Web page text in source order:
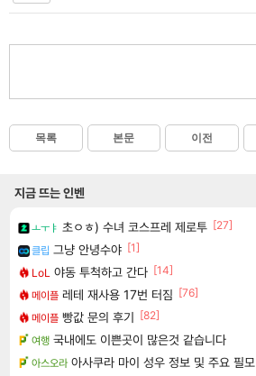
목록 본문 이전
지금 뜨는 인벤
ㅗㅜㅑ 초ㅇㅎ) 수녀 코스프레 제로투 [27]
클립 그냥 안녕수야 [1]
LoL 야동 투척하고 간다 [14]
메이플 레테 재사용 17번 터짐 [76]
메이플 빵값 문의 후기 [82]
여행 국내에도 이쁜곳이 많은것 같습니다
아스오라 아사쿠라 마이 성우 정보 및 주요 필모